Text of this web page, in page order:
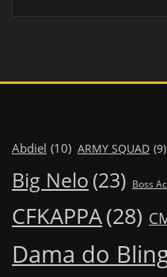
Abdiel (10) ARMY SQUAD (9)
Big Nelo (23) Boss Ac
CFKAPPA(28)
Dama do